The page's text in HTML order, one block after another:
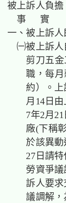
被上訴人負擔
事 實
一、被上訴人
㈠被上訴人
剪刀五
職，每
約）。上
月14日
7年2月21
廠(下稱
於該異動
27日請
勞資爭
訴人要
議調解